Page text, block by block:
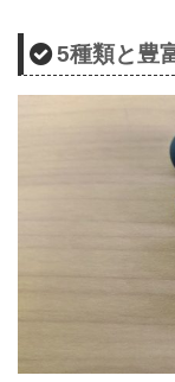
5種類と豊